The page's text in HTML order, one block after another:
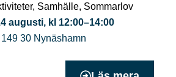
, Samhälle, Sommarlov
augusti, kl 12:00–14:00
149 30 Nynäshamn